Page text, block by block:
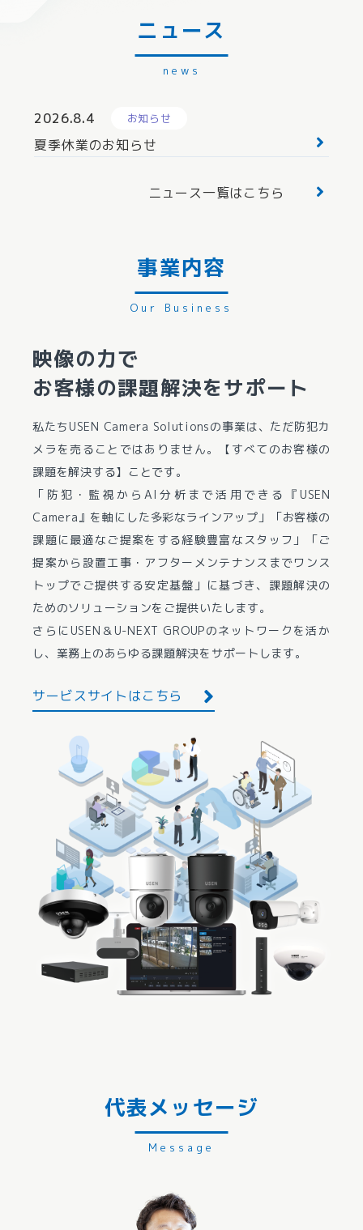
ニュース
2026.8.4 お知らせ
夏季休業のお知らせ
ニュース一覧はこちら
事業内容
映像の力で
お客様の課題解決をサポート
私たちUSEN Camera Solutionsの事業は、ただ防犯カ
メラを売ることではありません。【すべてのお客様の
課題を解決する】ことです。
「防犯・監視からAI分析まで活用できる『USEN
Camera』を軸にした多彩なラインアップ」「お客様の
課題に最適なご提案をする経験豊富なスタッフ」「ご
提案から設置工事・アフターメンテナンスまでワンス
トップでご提供する安定基盤」に基づき、課題解決の
ためのソリューションをご提供いたします。
さらにUSEN＆U-NEXT GROUPのネットワークを活か
し、業務上のあらゆる課題解決をサポートします。
サービスサイトはこちら
代表メッセージ